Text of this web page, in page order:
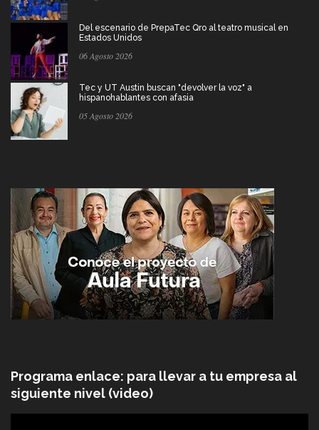
Del escenario de PrepaTec Qro al teatro musical en
Estados Unidos
06 Agosto 2026
Tec y UT Austin buscan "devolver la voz" a
hispanohablantes con afasia
05 Agosto 2026
Programa enlace: para llevar a tu empresa al
siguiente nivel (video)